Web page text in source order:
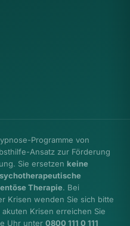
Programme von
Ansatz zur Förderung
Sie ersetzen keine
Therapie. Bei
Krisen wenden Sie sich bitte
Krisen erreichen Sie
Uhr unter 0800 111 0 111